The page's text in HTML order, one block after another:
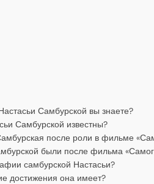
Самбурской вы знаете?
Самбурской известны?
после роли в фильме
были после фильма
самбурской Настасьи?
достижения она имеет?